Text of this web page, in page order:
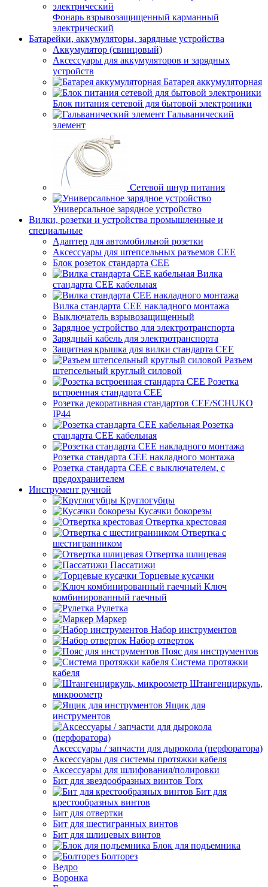
Фонарь взрывозащищенный карманный
электрический
Батарейки, аккумуляторы, зарядные устройства
Аккумулятор (свинцовый)
Аксессуары для аккумуляторов и зарядных
устройств
Батарея аккумуляторная
Блок питания сетевой для бытовой электроники
Гальванический
элемент
Сетевой шнур питания
Универсальное зарядное устройство
Вилки, розетки и устройства промышленные и
специальные
Адаптер для автомобильной розетки
Аксессуары для штепсельных разъемов CEE
Блок розеток стандарта CEE
Вилка
стандарта CEE кабельная
Вилка стандарта CEE накладного монтажа
Выключатель взрывозащищенный
Зарядное устройство для электротранспорта
Зарядный кабель для электротранспорта
Защитная крышка для вилки стандарта CEE
Разъем
штепсельный круглый силовой
Розетка
встроенная стандарта CEE
Розетка декоративная стандартов CEE/SCHUKO
IP44
Розетка
стандарта СЕЕ кабельная
Розетка стандарта СЕЕ накладного монтажа
Розетка стандарта СЕЕ с выключателем, с
предохранителем
Инструмент ручной
Круглогубцы
Кусачки бокорезы
Отвертка крестовая
Отвертка с
шестигранником
Отвертка шлицевая
Пассатижи
Торцевые кусачки
Ключ
комбинированный гаечный
Рулетка
Маркер
Набор инструментов
Набор отверток
Пояс для инструментов
Система протяжки
кабеля
Штангенциркуль,
микроометр
Ящик для
инструментов
Аксессуары / запчасти для дырокола (перфоратора)
Аксессуары для системы протяжки кабеля
Аксессуары для шлифования/полировки
Бит для звездообразных винтов Torx
Бит для
крестообразных винтов
Бит для отвертки
Бит для шестигранных винтов
Бит для шлицевых винтов
Блок для подъемника
Болторез
Ведро
Воронка